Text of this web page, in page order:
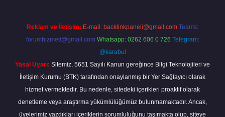
Reklam ve İletişim: E-mail: backlinkpaneli@gmail.com Teams:
forumhizmeti@gmail.com Whatsapp: 0262 606 0 726 Telegram:
@karabul
Yasal Uyarı: Sitemiz, 5651 Sayılı Kanun gereğince Bilgi Teknolojileri ve
İletişim Kurumu (BTK) tarafından onaylanmış bir Yer Sağlayıcı olarak
hizmet vermektedir. Bu nedenle, sitedeki içerikleri proaktif olarak
denetleme veya araştırma yükümlülüğümüz bulunmamaktadır. Ancak,
üyelerimiz yazdıkları içeriklerin sorumluluğunu taşımakta olup, siteye